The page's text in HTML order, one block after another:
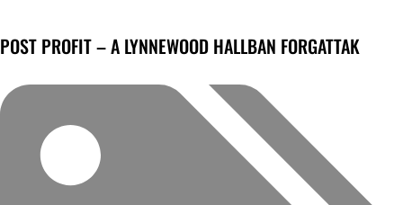
POST PROFIT – A LYNNEWOOD HALLBAN FORGATTAK